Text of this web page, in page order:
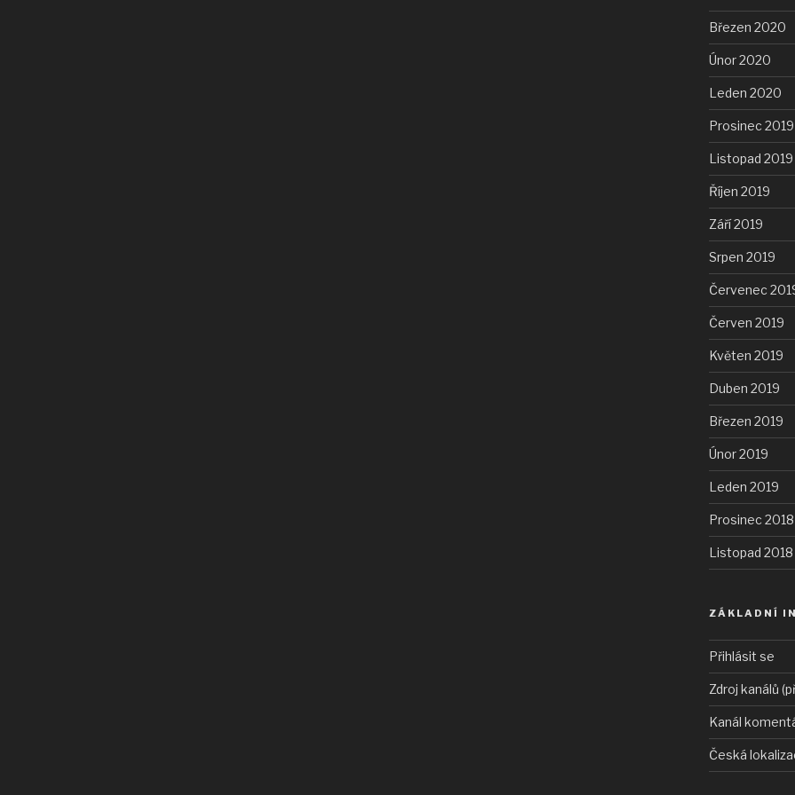
Březen 2020
Únor 2020
Leden 2020
Prosinec 2019
Listopad 2019
Říjen 2019
Září 2019
Srpen 2019
Červenec
Červen 2019
Květen 2019
Duben 2019
Březen 2019
Únor 2019
Leden 2019
Prosinec 2018
Listopad 2018
ZÁKLADNÍ
Přihlásit se
Zdroj kanálů
Kanál
Česká